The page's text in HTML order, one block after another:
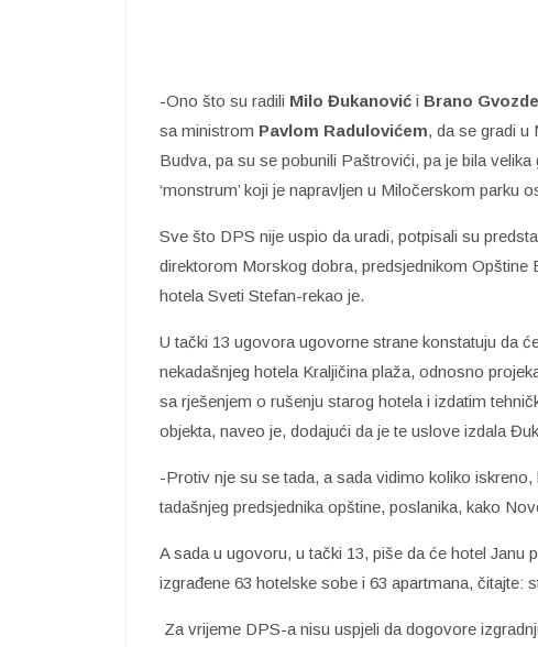
-Ono što su radili Milo Đukanović i Brano
sa ministrom Pavlom Radulovićem, da se gradi u
Budva, pa su se pobunili Paštrovići, pa je bila
‘monstrum’ koji je napravljen u Miločerskom parku
Sve što DPS nije uspio da uradi, potpisali su
direktorom Morskog dobra, predsjednikom
hotela Sveti Stefan-rekao je.
U tački 13 ugovora ugovorne strane konstatuju da
nekadašnjeg hotela Kraljičina plaža, odnosno
sa rješenjem o rušenju starog hotela i izdatim
objekta, naveo je, dodajući da je te uslove izdala
-Protiv nje su se tada, a sada vidimo koliko
tadašnjeg predsjednika opštine, poslanika, kako
A sada u ugovoru, u tački 13, piše da će hotel
izgrađene 63 hotelske sobe i 63 apartmana, čitajte:
Za vrijeme DPS-a nisu uspjeli da dogovore